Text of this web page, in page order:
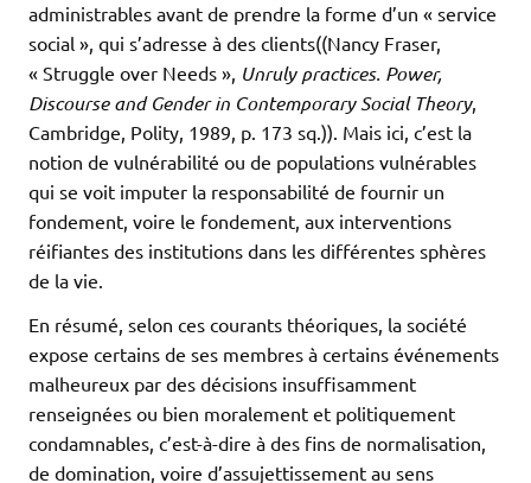
administrables avant de prendre la forme d’un « service
social », qui s’adresse à des clients((Nancy Fraser,
« Struggle over Needs », Unruly practices. Power,
Discourse and Gender in Contemporary Social Theory,
Cambridge, Polity, 1989, p. 173 sq.)). Mais ici, c’est la
notion de vulnérabilité ou de populations vulnérables
qui se voit imputer la responsabilité de fournir un
fondement, voire le fondement, aux interventions
réifiantes des institutions dans les différentes sphères
de la vie.
En résumé, selon ces courants théoriques, la société
expose certains de ses membres à certains événements
malheureux par des décisions insuffisamment
renseignées ou bien moralement et politiquement
condamnables, c’est-à-dire à des fins de normalisation,
de domination, voire d’assujettissement au sens